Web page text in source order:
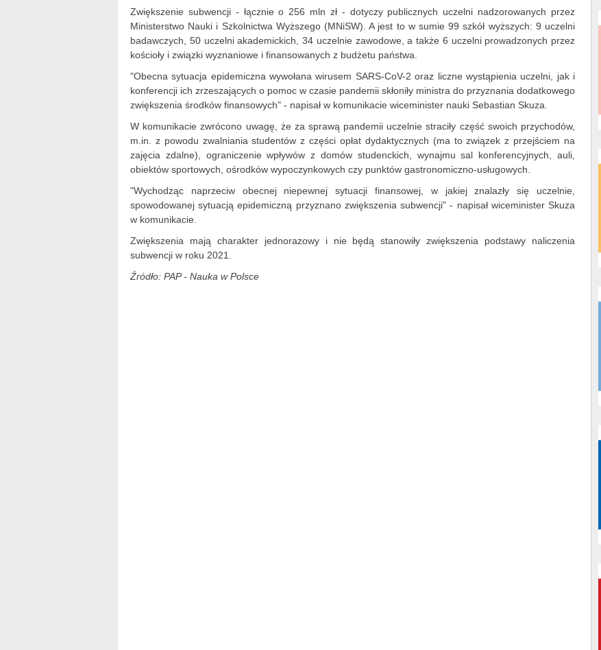
Zwiększenie subwencji - łącznie o 256 mln zł - dotyczy publicznych uczelni nadzorowanych przez
Ministerstwo Nauki i Szkolnictwa Wyższego (MNiSW). A jest to w sumie 99 szkół wyższych: 9 uczelni
badawczych, 50 uczelni akademickich, 34 uczelnie zawodowe, a także 6 uczelni prowadzonych przez
kościoły i związki wyznaniowe i finansowanych z budżetu państwa.
"Obecna sytuacja epidemiczna wywołana wirusem SARS-CoV-2 oraz liczne wystąpienia uczelni, jak i
konferencji ich zrzeszających o pomoc w czasie pandemii skłoniły ministra do przyznania dodatkowego
zwiększenia środków finansowych" - napisał w komunikacie wiceminister nauki Sebastian Skuza.
W komunikacie zwrócono uwagę, że za sprawą pandemii uczelnie straciły część swoich przychodów,
m.in. z powodu zwalniania studentów z części opłat dydaktycznych (ma to związek z przejściem na
zajęcia zdalne), ograniczenie wpływów z domów studenckich, wynajmu sal konferencyjnych, auli,
obiektów sportowych, ośrodków wypoczynkowych czy punktów gastronomiczno-usługowych.
"Wychodząc naprzeciw obecnej niepewnej sytuacji finansowej, w jakiej znalazły się uczelnie,
spowodowanej sytuacją epidemiczną przyznano zwiększenia subwencji" - napisał wiceminister Skuza
w komunikacie.
Zwiększenia mają charakter jednorazowy i nie będą stanowiły zwiększenia podstawy naliczenia
subwencji w roku 2021.
Źródło: PAP - Nauka w Polsce